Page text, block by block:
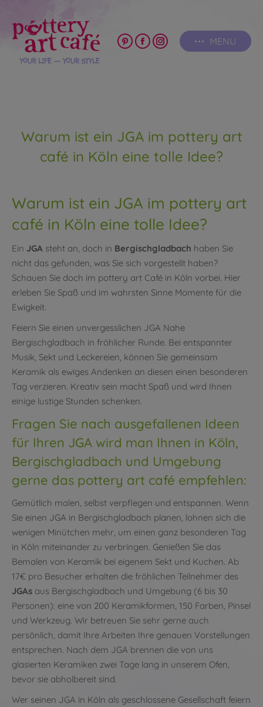
MENU
PinterestFacebook
Instagram
Warum ist ein JGA im pottery art
café in Köln eine tolle Idee?
Warum ist ein JGA im pottery art
café in Köln eine tolle Idee?
Ein JGA steht an, doch in Bergischgladbach haben Sie
nicht das gefunden, was Sie sich vorgestellt haben?
Schauen Sie doch im pottery art Café in Köln vorbei. Hier
erleben Sie Spaß und im wahrsten Sinne Momente für die
Ewigkeit.
Feiern Sie einen unvergesslichen JGA Nahe
Bergischgladbach in fröhlicher Runde. Bei entspannter
Musik, Sekt und Leckereien, können Sie gemeinsam
Keramik als ewiges Andenken an diesen einen besonderen
Tag verzieren. Kreativ sein macht Spaß und wird Ihnen
einige lustige Stunden schenken.
Fragen Sie nach ausgefallenen Ideen
für Ihren JGA wird man Ihnen in Köln,
Bergischgladbach und Umgebung
gerne das pottery art café empfehlen:
Gemütlich malen, selbst verpflegen und entspannen. Wenn
Sie einen JGA in Bergischgladbach planen, lohnen sich die
wenigen Minütchen mehr, um einen ganz besonderen Tag
in Köln miteinander zu verbringen. Genießen Sie das
Bemalen von Keramik bei eigenem Sekt und Kuchen. Ab
17€ pro Besucher erhalten die fröhlichen Teilnehmer des
JGAs aus Bergischgladbach und Umgebung (6 bis 30
Personen): eine von 200 Keramikformen, 150 Farben, Pinsel
und Werkzeug. Wir betreuen Sie sehr gerne auch
persönlich, damit Ihre Arbeiten Ihre genauen Vorstellungen
entsprechen. Nach dem JGA brennen die von uns
glasierten Keramiken zwei Tage lang in unserem Ofen,
bevor sie abholbereit sind.
Wer seinen JGA in Köln als geschlossene Gesellschaft feiern